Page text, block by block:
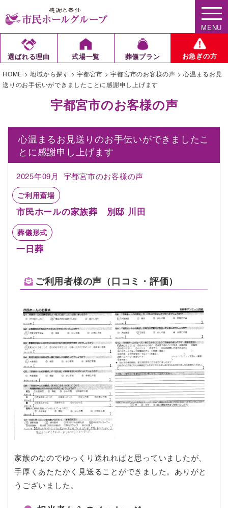
MENU
選ばれる理由 式場一覧 葬儀プラン お急ぎの方
HOME >地域から探す > 宇都宮市 >宇都宮市のお客様の声 > 心温まるお見
送りのお手伝いができましたことに感謝申し上げます
宇都宮市のお客様の声
心温まるお見送りのお手伝いができましたこ
とに感謝申し上げます
2025年09月 宇都宮市のお客様の声
ご利用斎場
市民ホールの家族葬 別邸 川田
葬儀形式
一日葬
ご利用者様の声（口コミ・評価）
家族のなのでゆっくり送れればと思っていましたが、
手厚くあたたかく見送ることができました。ありがと
うございました。